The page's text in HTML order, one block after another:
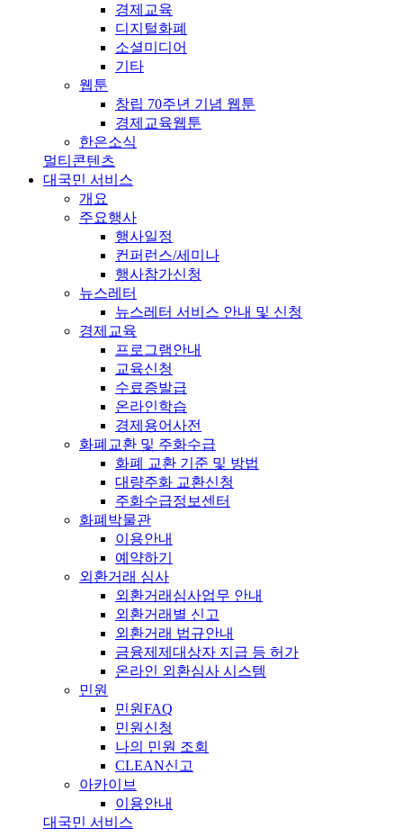
경제교육
디지털화폐
소셜미디어
기타
웹툰
창립 70주년 기념 웹툰
경제교육웹툰
한은소식
멀티콘텐츠
대국민 서비스
개요
주요행사
행사일정
컨퍼런스/세미나
행사참가신청
뉴스레터
뉴스레터 서비스 안내 및 신청
경제교육
프로그램안내
교육신청
수료증발급
온라인학습
경제용어사전
화폐교환 및 주화수급
화폐 교환 기준 및 방법
대량주화 교환신청
주화수급정보센터
화폐박물관
이용안내
예약하기
외환거래 심사
외환거래심사업무 안내
외환거래별 신고
외환거래 법규안내
금융제제대상자 지급 등 허가
온라인 외환심사 시스템
민원
민원FAQ
민원신청
나의 민원 조회
CLEAN신고
아카이브
이용안내
대국민 서비스